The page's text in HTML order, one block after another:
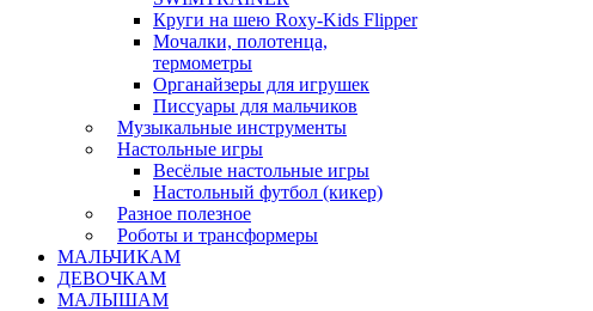
Круги на шею Roxy-Kids Flipper
Мочалки, полотенца,
термометры
Органайзеры для игрушек
Писсуары для мальчиков
Музыкальные инструменты
Настольные игры
Весёлые настольные игры
Настольный футбол (кикер)
Разное полезное
Роботы и трансформеры
МАЛЬЧИКАМ
ДЕВОЧКАМ
МАЛЫШАМ